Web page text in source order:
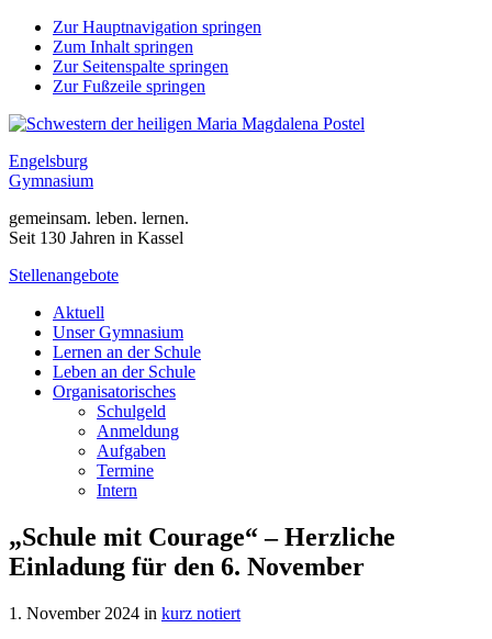
Zur Hauptnavigation springen
Zum Inhalt springen
Zur Seitenspalte springen
Zur Fußzeile springen
Engelsburg
Gymnasium
gemeinsam. leben. lernen.
Seit 130 Jahren in Kassel
Stellenangebote
Aktuell
Unser Gymnasium
Lernen an der Schule
Leben an der Schule
Organisatorisches
Schulgeld
Anmeldung
Aufgaben
Termine
Intern
„Schule mit Courage“ – Herzliche
Einladung für den 6. November
1. November 2024 in kurz notiert